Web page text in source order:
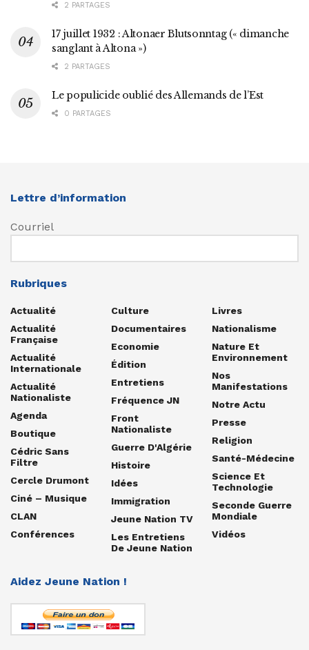
2 PARTAGES
17 juillet 1932 : Altonaer Blutsonntag (« dimanche
sanglant à Altona »)
2 PARTAGES
Le populicide oublié des Allemands de l’Est
0 PARTAGES
Lettre d’information
Courriel
Rubriques
Actualité
Actualité
Française
Actualité
Internationale
Actualité
Nationaliste
Agenda
Boutique
Cédric Sans
Filtre
Cercle Drumont
Ciné – Musique
CLAN
Conférences
Culture
Documentaires
Economie
Édition
Entretiens
Fréquence JN
Front
Nationaliste
Guerre D'Algérie
Histoire
Idées
Immigration
Jeune Nation TV
Les Entretiens
De Jeune Nation
Livres
Nationalisme
Nature Et
Environnement
Nos
Manifestations
Notre Actu
Presse
Religion
Santé-Médecine
Science Et
Technologie
Seconde Guerre
Mondiale
Vidéos
Aidez Jeune Nation !